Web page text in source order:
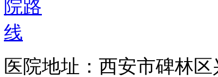
医院地址：西安市碑林